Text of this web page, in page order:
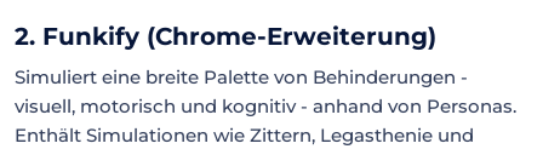
2. Funkify (Chrome-Erweiterung)
Simuliert eine breite Palette von Behinderungen -
visuell, motorisch und kognitiv - anhand von Personas.
Enthält Simulationen wie Zittern, Legasthenie und